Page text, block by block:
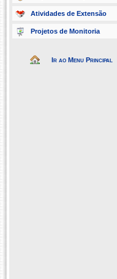
Atividades de Extensão
Projetos de Monitoria
Ir ao Menu Principal